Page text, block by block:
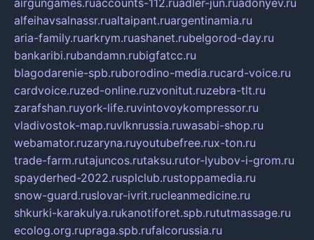
airgungames.ruaccounts-112.ruadler-jun.ruadonyev.ru
alfeihavsalnassr.rualtaipant.ruargentinamia.ru
aria-family.ruarkrym.ruashanet.rubelgorod-day.ru
bankaribi.rubandamn.rubigfatcc.ru
blagodarenie-spb.ruborodino-media.rucard-voice.ru
cardvoice.ruzed-online.ruzvonitut.ruzebra-tlt.ru
zarafshan.ruyork-life.ruvintovoykompressor.ru
vladivostok-map.ruvlknrussia.ruwasabi-shop.ru
webamator.ruzaryna.ruyoutubefree.rux-ton.ru
trade-farm.rutajuncos.rutaksu.rutor-lyubov-i-grom.ru
spayderhed-2022.rusplclub.rustoppamedia.ru
snow-guard.ruslovar-ivrit.rucleanmedicine.ru
shkurki-karakulya.rukanotiforet.spb.rututmassage.ru
ecolog.org.rupraga.spb.rufalcorussia.ru